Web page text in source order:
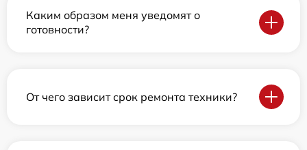
Каким образом меня уведомят о
готовности?
От чего зависит срок ремонта техники?